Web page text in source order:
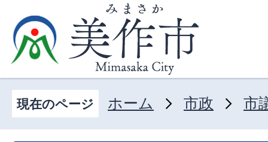
現在のページ ホーム 市政 市